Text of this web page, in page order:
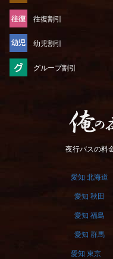
往復割引
幼児割引
グループ割引
俺の夜
夜行バスの料
愛知 北海道
愛知 秋田
愛知 福島
愛知 群馬
愛知 東京